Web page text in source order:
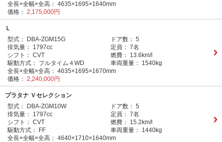
全長×全幅×全高： 4635×1695×1640mm
価格： 2,175,000円
Ｌ
型式：
DBA-ZGM15G ドア数： 5
排気量：
1797cc 定員： 7名
シフト： CVT 燃費：
13.6km/l
駆動方式：
フルタイム４WD 車両重量：
1540kg
全長×全幅×全高： 4635×1695×1670mm
価格： 2,240,000円
プラタナ Ｖセレクション
型式：
DBA-ZGM10W ドア数： 5
排気量：
1797cc 定員： 7名
シフト： CVT 燃費：
15.2km/l
駆動方式：
FF 車両重量：
1440kg
全長×全幅×全高： 4640×1710×1640mm